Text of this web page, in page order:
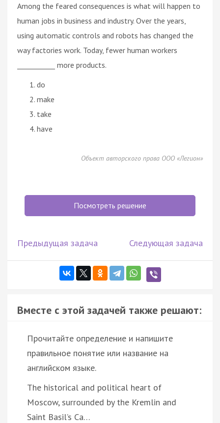
Among the feared consequences is what will happen to
human jobs in business and industry. Over the years,
using automatic controls and robots has changed the
way factories work. Today, fewer human workers
___________ more products.
do
make
take
have
Объект авторского права ООО «Легион»
Посмотреть решение
Предыдущая задача Следующая задача
Вместе с этой задачей также решают:
Прочитайте определение и напишите
правильное понятие или название на
английском языке.
The historical and political heart of
Moscow, surrounded by the Kremlin and
Saint Basil’s Ca…